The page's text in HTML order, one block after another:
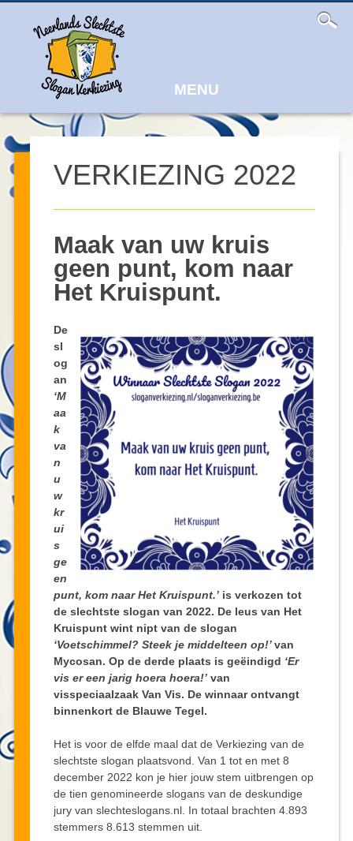
MENU
VERKIEZING 2022
Maak van uw kruis
geen punt, kom naar
Het Kruispunt.
De
sl
og
an
‘M
aa
k
va
n
u
w
kr
ui
s
ge
en
punt, kom naar Het Kruispunt.’is verkozen tot
de slechtste slogan van 2022. De leus van Het
Kruispunt wint nipt van de slogan
‘Voetschimmel? Steek je middelteen op!’van
Mycosan. Op de derde plaats is geëindigd ‘Er
vis er een jarig hoera hoera!’van
visspeciaalzaak Van Vis. De winnaar ontvangt
binnenkort de Blauwe Tegel.
Het is voor de elfde maal dat de Verkiezing van de
slechtste slogan plaatsvond. Van 1 tot en met 8
december 2022 kon je hier jouw stem uitbrengen op
de tien genomineerde slogans van de deskundige
jury van slechteslogans.nl. In totaal brachten 4.893
stemmers 8.613 stemmen uit.